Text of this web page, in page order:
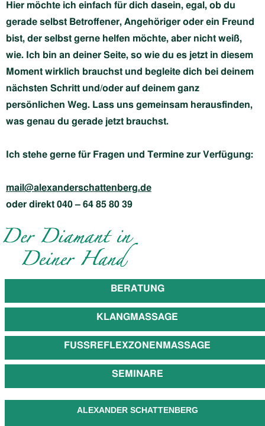
Hier möchte ich einfach für dich dasein, egal, ob du
gerade selbst Betroffener, Angehöriger oder ein Freund
bist, der selbst gerne helfen möchte, aber nicht weiß,
wie. Ich bin an deiner Seite, so wie du es jetzt in diesem
Moment wirklich brauchst und begleite dich bei deinem
nächsten Schritt und/oder auf deinem ganz
persönlichen Weg. Lass uns gemeinsam herausfinden,
was genau du gerade jetzt brauchst.
Ich stehe gerne für Fragen und Termine zur Verfügung:
mail@alexanderschattenberg.de
oder direkt 040 – 64 85 80 39
BERATUNG
KLANGMASSAGE
FUSSREFLEXZONENMASSAGE
SEMINARE
ALEXANDER SCHATTENBERG